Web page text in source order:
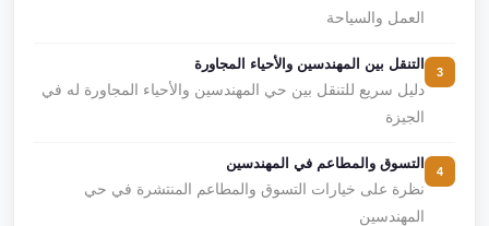
العمل والسياحة
التنقل بين المهندسين والأحياء المجاورة
دليل سريع للتنقل بين حي المهندسين والأحياء المجاورة له في
الجيزة
التسوق والمطاعم في المهندسين
نظرة على خيارات التسوق والمطاعم المنتشرة في حي
المهندسين